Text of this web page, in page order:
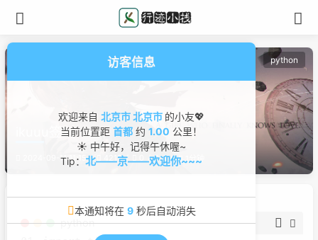
python
ikuuu签到
2024-09-11 11:15 4219 4
python
访客信息
欢迎来自 北京市 北京市 的小友💖
当前位置距 首都 约 1.00 公里！
☀ 中午好，记得午休喔~
Tip： 北——京——欢迎你~~~
本通知将在 8秒后自动消失